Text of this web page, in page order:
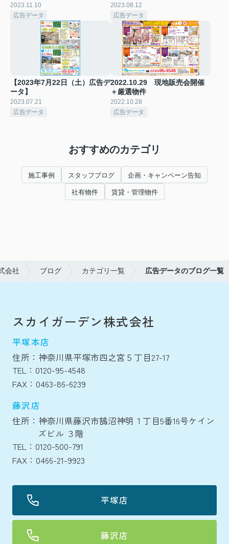
2023.11.10
広告データ
2023.08.12
広告データ
【2023年7月22日（土）広告デ
ータ】
2023.07.21
広告データ
2022.10.29 現地販売会開催
＋厳選物件
2022.10.28
広告データ
おすすめのカテゴリ
施工事例 スタッフブログ 企画・キャンペーン告知
社有物件 賃貸・管理物件
会社 ブログ カテゴリ一覧 広告データのブログ一覧
スカイガーデン株式会社
平塚本店
住所：神奈川県平塚市四之宮５丁目27-17
TEL：0120-95-4548
FAX：0463-86-6239
藤沢店
住所：神奈川県藤沢市鵠沼神明１丁目5番16号ケイン
ズビル ３階
TEL：0120-500-791
FAX：0466-21-9923
平塚店
藤沢店